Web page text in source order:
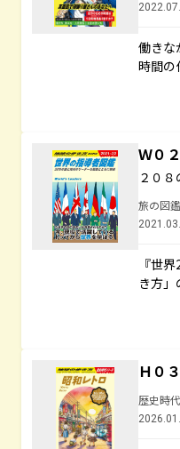
働きな
時間の
Ｗ０
２０
旅の図鑑
『世
き方」
Ｈ０
歴史時代